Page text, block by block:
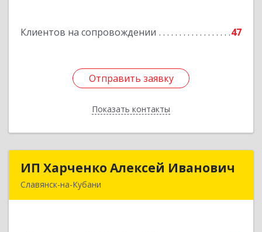
Клиентов на сопровождении 47
Отправить заявку
Показать контакты
Подробнее
Отправить заявку
Назад
ИП Харченко Алексей Иванович
Славянск-на-Кубани
ИП Харченко Алексей Иванович